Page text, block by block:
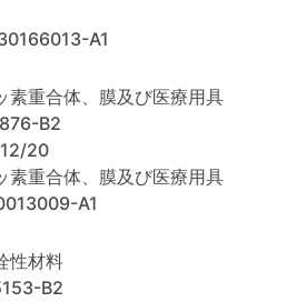
A1
素重合体、膜及び医療用具
B2
20
素重合体、膜及び医療用具
A1
性材料
B2